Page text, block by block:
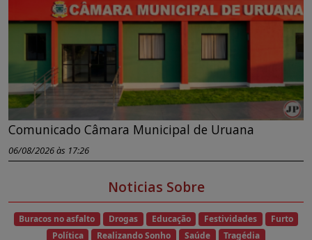
Comunicado Câmara Municipal de Uruana
06/08/2026 às 17:26
Noticias Sobre
Buracos no asfalto Drogas Educação Festividades
Furto
Política
Realizando Sonho Saúde
Tragédia